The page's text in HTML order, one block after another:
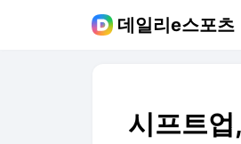
데일리e스포츠
시프트